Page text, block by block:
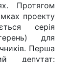
Протягом
проекту
серія
для
Перша
депутат: